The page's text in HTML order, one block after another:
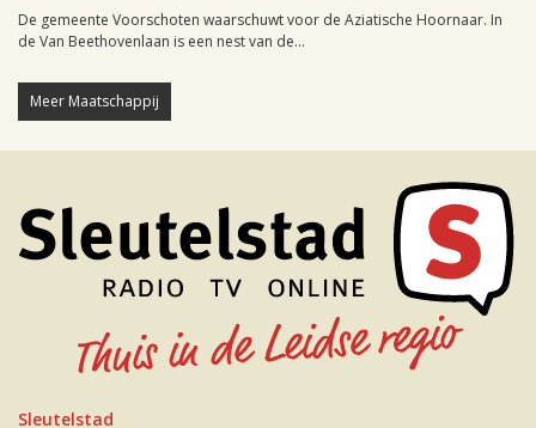
De gemeente Voorschoten waarschuwt voor de Aziatische Hoornaar. In
de Van Beethovenlaan is een nest van de...
Meer Maatschappij
Sleutelstad